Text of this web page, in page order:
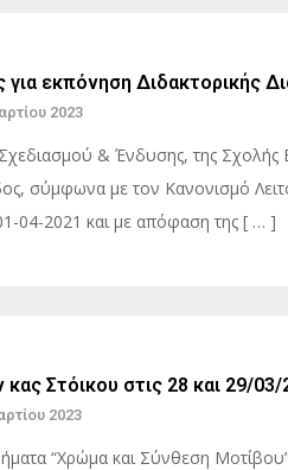
εκπόνηση Διδακτορικής
2023
& Ένδυσης, της Σχολής
σύμφωνα με τον Κανονισμό
04-2021 και με απόφαση της [ … ]
Στόικου στις 28 και 29/03/
2023
“Χρώμα και Σύνθεση